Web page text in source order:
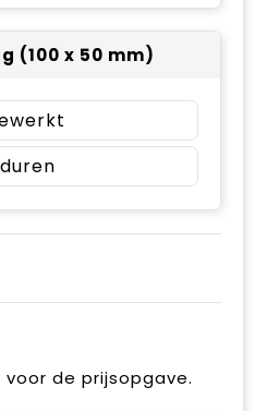
(100 x 50 mm)
de prijsopgave.